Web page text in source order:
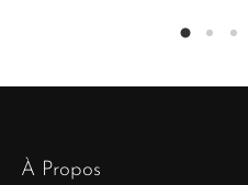
À Propos